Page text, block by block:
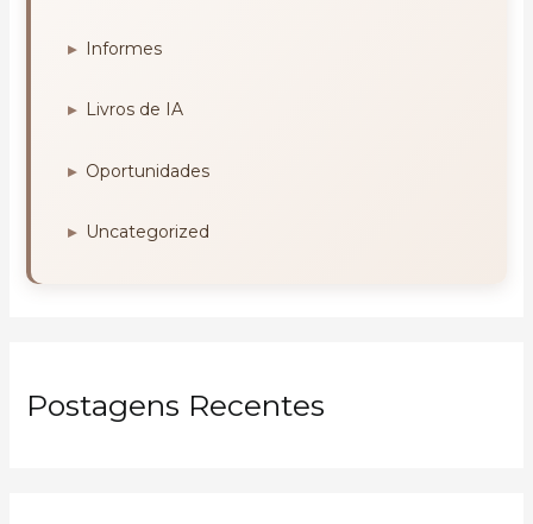
Informes
Livros de IA
Oportunidades
Uncategorized
Postagens Recentes